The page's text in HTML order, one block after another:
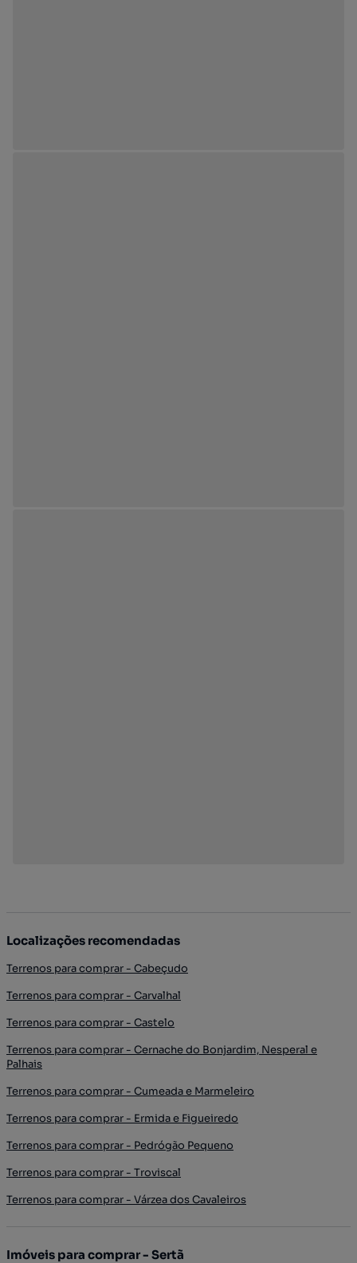
Localizações recomendadas
Terrenos para comprar - Cabeçudo
Terrenos para comprar - Carvalhal
Terrenos para comprar - Castelo
Terrenos para comprar - Cernache do Bonjardim, Nesperal e
Palhais
Terrenos para comprar - Cumeada e Marmeleiro
Terrenos para comprar - Ermida e Figueiredo
Terrenos para comprar - Pedrógão Pequeno
Terrenos para comprar - Troviscal
Terrenos para comprar - Várzea dos Cavaleiros
Imóveis para comprar - Sertã